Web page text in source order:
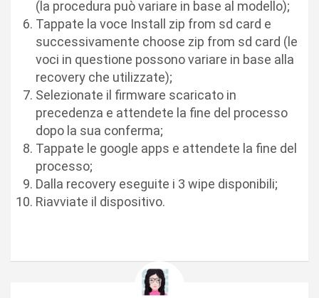
(la procedura può variare in base al modello);
Tappate la voce Install zip from sd card e
successivamente choose zip from sd card (le
voci in questione possono variare in base alla
recovery che utilizzate);
Selezionate il firmware scaricato in
precedenza e attendete la fine del processo
dopo la sua conferma;
Tappate le google apps e attendete la fine del
processo;
Dalla recovery eseguite i 3 wipe disponibili;
Riavviate il dispositivo.